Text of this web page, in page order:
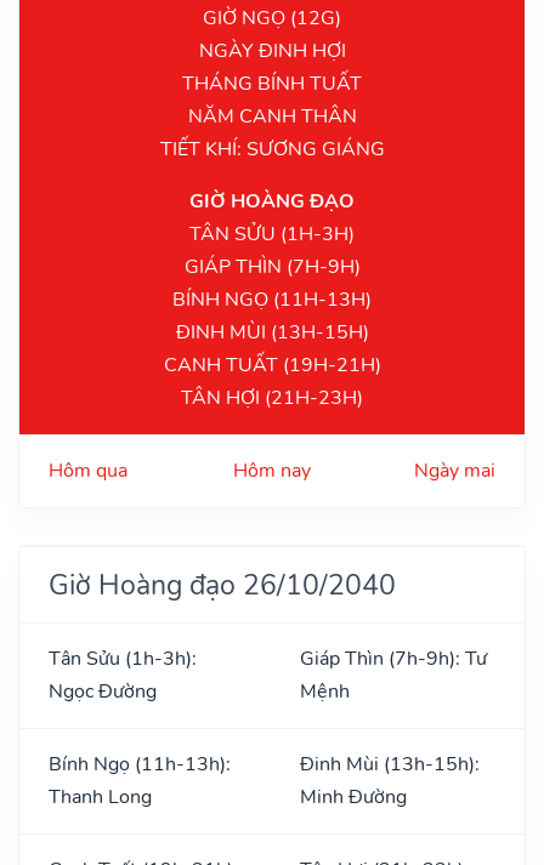
GIỜ NGỌ (12G)
NGÀY ĐINH HỢI
THÁNG BÍNH TUẤT
NĂM CANH THÂN
TIẾT KHÍ: SƯƠNG GIÁNG
GIỜ HOÀNG ĐẠO
TÂN SỬU (1H-3H)
GIÁP THÌN (7H-9H)
BÍNH NGỌ (11H-13H)
ĐINH MÙI (13H-15H)
CANH TUẤT (19H-21H)
TÂN HỢI (21H-23H)
Hôm qua Hôm nay Ngày mai
Giờ Hoàng đạo 26/10/2040
Tân Sửu (1h-3h):
Ngọc Đường
Giáp Thìn (7h-9h): Tư
Mệnh
Bính Ngọ (11h-13h):
Thanh Long
Đinh Mùi (13h-15h):
Minh Đường